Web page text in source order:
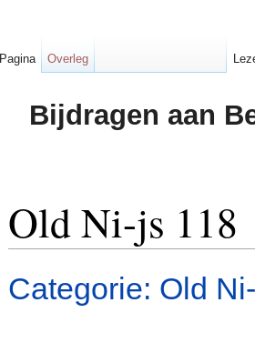
Bijdragen aan
Old Ni-js 118
Categorie: Old
Pagina Overleg